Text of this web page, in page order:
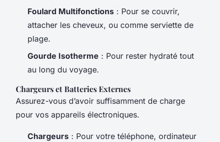
Foulard Multifonctions : Pour se couvrir,
attacher les cheveux, ou comme serviette de
plage.
Gourde Isotherme : Pour rester hydraté tout
au long du voyage.
Chargeurs et Batteries Externes
Assurez-vous d’avoir suffisamment de charge
pour vos appareils électroniques.
Chargeurs : Pour votre téléphone, ordinateur